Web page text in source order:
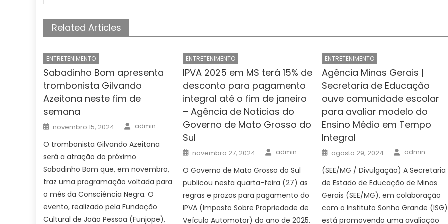
Related Articles
ENTRETENIMENTO
Sabadinho Bom apresenta
trombonista Gilvando
Azeitona neste fim de
semana
Posted
on
novembro 15, 2024 Author
admin
O trombonista Gilvando Azeitona
será a atração do próximo
Sabadinho Bom que, em novembro,
traz uma programação voltada para
o mês da Consciência Negra. O
evento, realizado pela Fundação
Cultural de João Pessoa (Funjope),
ENTRETENIMENTO
IPVA 2025 em MS terá 15% de
desconto para pagamento
integral até o fim de janeiro
– Agência de Noticias do
Governo de Mato Grosso do
Sul
Posted
on
novembro 27, 2024 Author
admin
O Governo de Mato Grosso do Sul
publicou nesta quarta-feira (27) as
regras e prazos para pagamento do
IPVA (Imposto Sobre Propriedade de
Veículo Automotor) do ano de 2025.
ENTRETENIMENTO
Agência Minas Gerais |
Secretaria de Educação
ouve comunidade escolar
para avaliar modelo do
Ensino Médio em Tempo
Integral
Posted
on
agosto 29, 2024 Author
admin
(SEE/MG / Divulgação) A Secretaria
de Estado de Educação de Minas
Gerais (SEE/MG), em colaboração
com o Instituto Sonho Grande
está promovendo uma avaliação